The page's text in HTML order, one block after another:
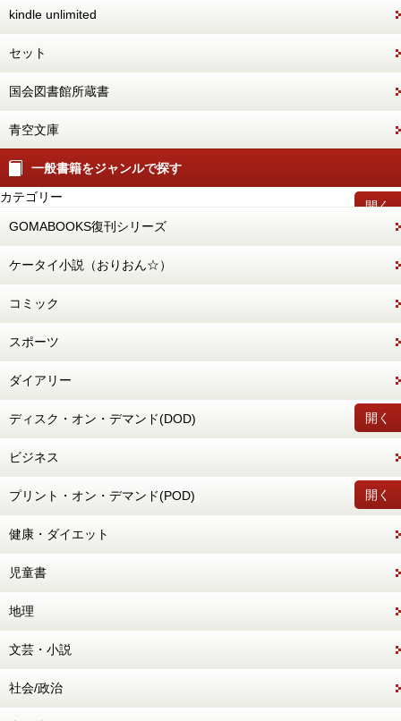
kindle unlimited
セット
国会図書館所蔵書
青空文庫
一般書籍をジャンルで探す
開く
カテゴリー
GOMABOOKS復刊シリーズ
ケータイ小説（おりおん☆）
コミック
スポーツ
ダイアリー
開く
ディスク・オン・デマンド(DOD)
ビジネス
開く
プリント・オン・デマンド(POD)
健康・ダイエット
児童書
地理
文芸・小説
社会/政治